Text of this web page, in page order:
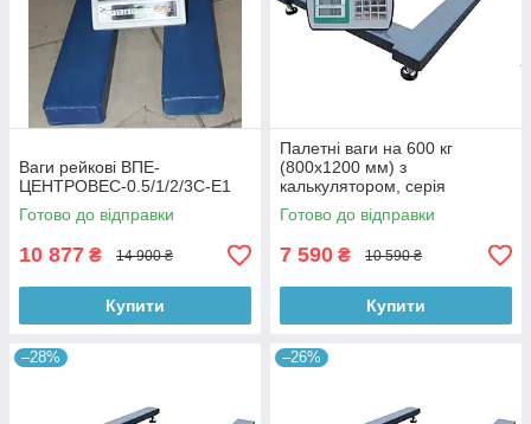
Ваги рейкові ВПЕ-
ЦЕНТРОВЕС-0.5/1/2/3С-Е1
Готово до відправки
10 877 ₴ 14 900 ₴
Купити
Палетні ваги на 600 кг
(800х1200 мм) з
калькулятором, серія
«Економ»
Готово до відправки
7 590 ₴ 10 590 ₴
Купити
–28% –26%